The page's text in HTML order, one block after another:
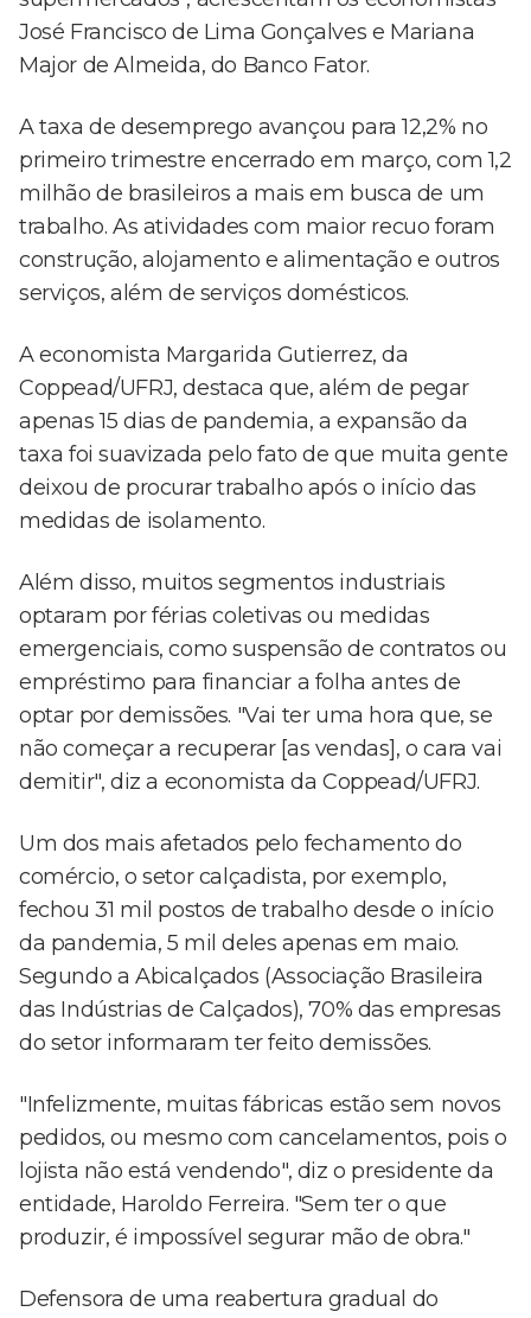
José Francisco de Lima Gonçalves e Mariana
Major de Almeida, do Banco Fator.
A taxa de desemprego avançou para 12,2% no
primeiro trimestre encerrado em março, com 1,2
milhão de brasileiros a mais em busca de um
trabalho. As atividades com maior recuo foram
construção, alojamento e alimentação e outros
serviços, além de serviços domésticos.
A economista Margarida Gutierrez, da
Coppead/UFRJ, destaca que, além de pegar
apenas 15 dias de pandemia, a expansão da
taxa foi suavizada pelo fato de que muita gente
deixou de procurar trabalho após o início das
medidas de isolamento.
Além disso, muitos segmentos industriais
optaram por férias coletivas ou medidas
emergenciais, como suspensão de contratos ou
empréstimo para financiar a folha antes de
optar por demissões. "Vai ter uma hora que, se
não começar a recuperar [as vendas], o cara vai
demitir", diz a economista da Coppead/UFRJ.
Um dos mais afetados pelo fechamento do
comércio, o setor calçadista, por exemplo,
fechou 31 mil postos de trabalho desde o início
da pandemia, 5 mil deles apenas em maio.
Segundo a Abicalçados (Associação Brasileira
das Indústrias de Calçados), 70% das empresas
do setor informaram ter feito demissões.
"Infelizmente, muitas fábricas estão sem novos
pedidos, ou mesmo com cancelamentos, pois o
lojista não está vendendo", diz o presidente da
entidade, Haroldo Ferreira. "Sem ter o que
produzir, é impossível segurar mão de obra."
Defensora de uma reabertura gradual do